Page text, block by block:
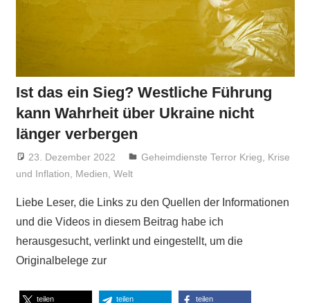
Ist das ein Sieg? Westliche Führung
kann Wahrheit über Ukraine nicht
länger verbergen
23. Dezember 2022 Niki Vogt
Geheimdienste Terror Krieg
Krise
und Inflation
Medien Welt
Liebe Leser, die Links zu den Quellen der Informationen
und die Videos in diesem Beitrag habe ich
herausgesucht, verlinkt und eingestellt, um die
Originalbelege zur
teilen teilen teilen